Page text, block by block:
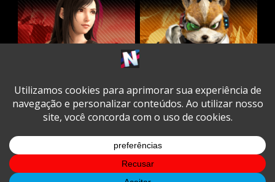
TwitterFacebook
Instagram
YoutubeSpotifyCookie
Policy
Copyright © All rights reserved.